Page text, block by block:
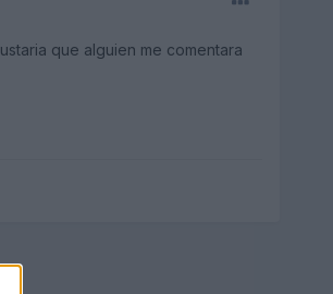
que alguien me comentara